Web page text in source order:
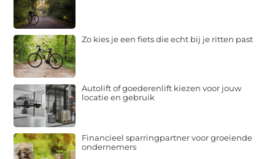
Zo kies je een fiets die echt bij je ritten past
Autolift of goederenlift kiezen voor jouw
locatie en gebruik
Financieel sparringpartner voor groeiende
ondernemers